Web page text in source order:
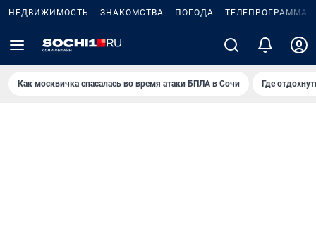
НЕДВИЖИМОСТЬ ЗНАКОМСТВА ПОГОДА ТЕЛЕПРОГРАММА
Как москвичка спасалась во время атаки БПЛА в Сочи Где